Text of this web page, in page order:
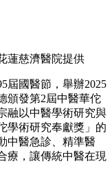
蓮慈濟醫院提供
屆國醫節，舉辦2025
頒發第2屆中醫華佗
融以中醫學術研究與
學術研究奉獻獎」的
中醫急診、精準醫
療，讓傳統中醫在現